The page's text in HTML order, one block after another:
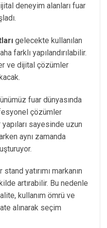
deneyim alanları fuar
gelecekte kullanılan
farklı yapılandırılabilir.
ve dijital çözümler
fuar dünyasında
çözümler
sayesinde uzun
aynı zamanda
yatırımı markanın
artırabilir. Bu nedenle
kullanım ömrü ve
alınarak seçim